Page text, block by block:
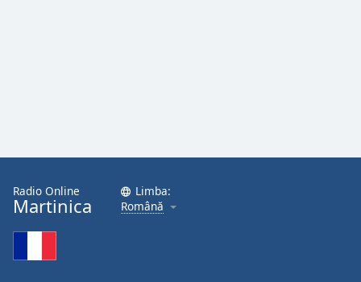
Text
Style
Family
Radio Online
Martinica
Limba:
Română